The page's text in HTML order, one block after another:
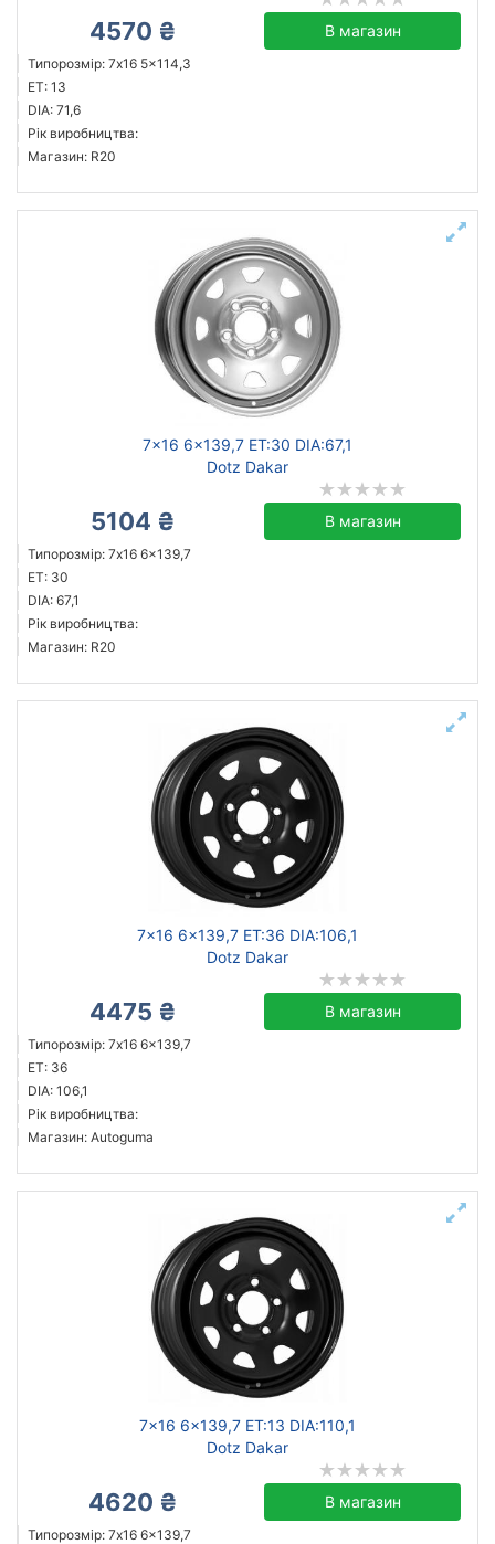
4570 ₴ В магазин
Типорозмір: 7x16 5x114,3
ET: 13
DIA: 71,6
Рік виробництва:
Магазин: R20
7x16 6x139,7 ET:30 DIA:67,1
Dotz Dakar
5104 ₴ В магазин
Типорозмір: 7x16 6x139,7
ET: 30
DIA: 67,1
Рік виробництва:
Магазин: R20
7x16 6x139,7 ET:36 DIA:106,1
Dotz Dakar
4475 ₴ В магазин
Типорозмір: 7x16 6x139,7
ET: 36
DIA: 106,1
Рік виробництва:
Магазин: Autoguma
7x16 6x139,7 ET:13 DIA:110,1
Dotz Dakar
4620 ₴ В магазин
Типорозмір: 7x16 6x139,7